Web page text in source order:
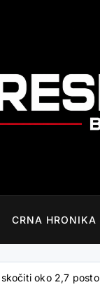
CRNA HRONIKA
oko 2,7 posto